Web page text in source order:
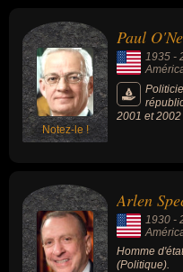
Fame et du
Devenu
films dont «
Running Man
(1996).
Notez-le !
Paul
1935 -
2001 et
président
pour sa
Arlen
1930 -
Homme
(Politique).